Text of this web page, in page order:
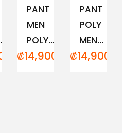
PANT
MEN
POLY...
₡14,900.00
PANT
POLY
MEN...
₡